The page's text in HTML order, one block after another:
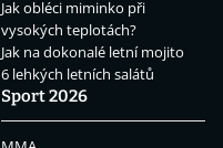
Jak obléci miminko při
vysokých teplotách?
Jak na dokonalé letní mojito
6 lehkých letních salátů
Sport 2026